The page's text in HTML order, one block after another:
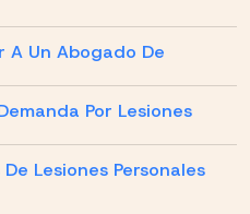
Un Abogado De
Por Lesiones
Lesiones Personales